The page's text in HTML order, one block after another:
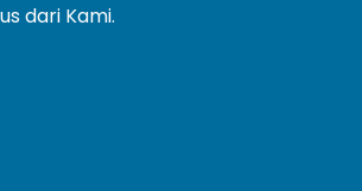
dari Kami.